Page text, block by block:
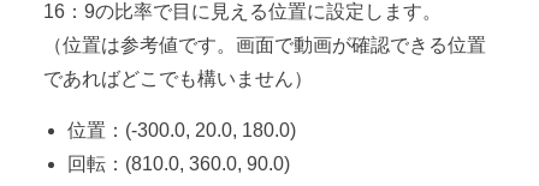
16：9の比率で目に見える位置に設定します。
（位置は参考値です。画面で動画が確認できる位置
であればどこでも構いません）
位置：(-300.0, 20.0, 180.0)
回転：(810.0, 360.0, 90.0)